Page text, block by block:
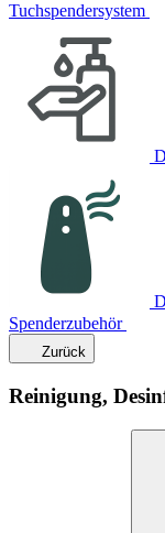
Tuchspendersystem
Spenderzubehör
Zurück
Reinigung,